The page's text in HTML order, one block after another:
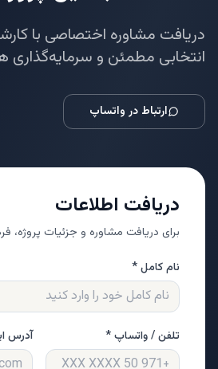
دریافت مشاوره اختصاصی با
انتخابی مطمئن و
ارتباط در واتساپ
دریافت اطلاعات
برای دریافت مشاوره و جزئیات پروژه،
نام کامل *
تلفن / واتساپ * آدرس